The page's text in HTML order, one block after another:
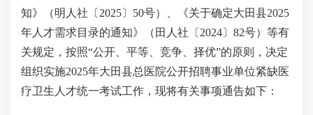
知》（明人社〔2025〕50号）、《关于确定大田县2025
年人才需求目录的通知》（田人社〔2024〕82号）等有
关规定， 按照“公开、平等、竞争、择优”的原则， 决定
组织实施2025年大田县总医院公开招聘事业单位紧缺医
疗卫生人才统一考试工作， 现将有关事项通告如下：